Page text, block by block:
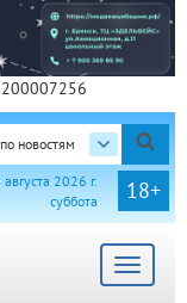
по новостям
18+
августа 2026 г.
суббота
Toggle